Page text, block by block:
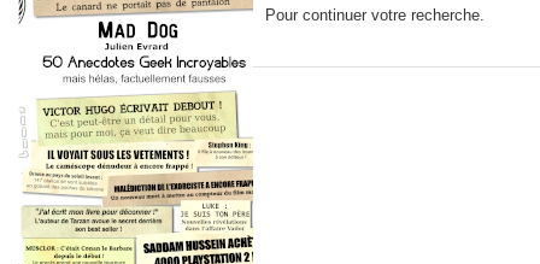
Pour continuer votre recherche.